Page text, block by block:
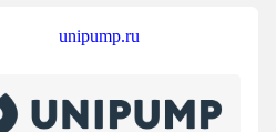
unipump.ru